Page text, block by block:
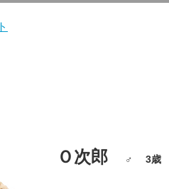
Ｏ次郎 ♂ 3歳